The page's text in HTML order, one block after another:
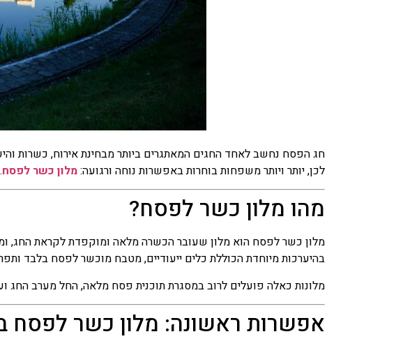
חג הפסח נחשב לאחד החגים המאתגרים ביותר מבחינת אירוח, כשרות
לכן, יותר ויותר משפחות בוחרות באפשרות נוחה ורגועה:מלון כשר לפסח
מהו מלון כשר לפסח?
מלון כשר לפסח הוא מלון שעובר הכשרה מלאה ומוקפדת לקראת החג,
בהיערכות מיוחדת הכוללת כלים ייעודיים, מטבח מוכשר לפסח בלבד
מלונות כאלה פועלים לרוב במסגרת תוכנית פסח מלאה, החל מערב החג
אפשרות ראשונה: מלון כשר לפסח